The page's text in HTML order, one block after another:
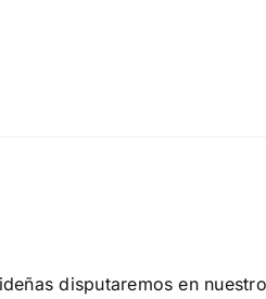
disputaremos en